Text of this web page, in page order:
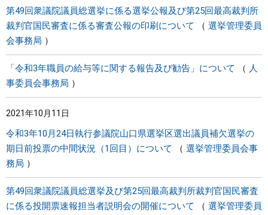
第49回衆議院議員総選挙に係る選挙公報及び第25回最高裁判所
裁判官国民審査に係る審査公報の印刷について
選挙管理委員
会事務局
「令和3年職員の給与等に関する報告及び勧告」について
人
事委員会事務局
2021年10月11日
令和3年10月24日執行参議院山口県選挙区選出議員補欠選挙の
期日前投票の中間状況（1回目）について
選挙管理委員会事
務局
第49回衆議院議員総選挙及び第25回最高裁判所裁判官国民審査
に係る投開票速報担当者説明会の開催について
選挙管理委員